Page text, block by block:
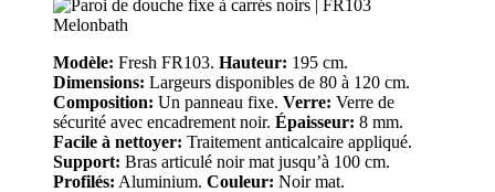
Modèle: Fresh FR103. Hauteur: 195 cm.
Dimensions: Largeurs disponibles de 80 à 120 cm.
Composition: Un panneau fixe. Verre: Verre de
sécurité avec encadrement noir. Épaisseur: 8 mm.
Facile à nettoyer: Traitement anticalcaire appliqué.
Support: Bras articulé noir mat jusqu’à 100 cm.
Profilés: Aluminium. Couleur: Noir mat.